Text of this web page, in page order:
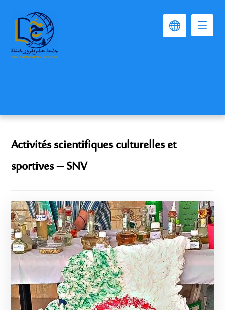
Activités scientifiques culturelles et
sportives – SNV